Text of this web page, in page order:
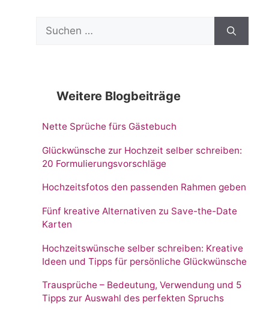
Suchen
nach:
Weitere Blogbeiträge
Nette Sprüche fürs Gästebuch
Glückwünsche zur Hochzeit selber schreiben:
20 Formulierungsvorschläge
Hochzeitsfotos den passenden Rahmen geben
Fünf kreative Alternativen zu Save-the-Date
Karten
Hochzeitswünsche selber schreiben: Kreative
Ideen und Tipps für persönliche Glückwünsche
Trausprüche – Bedeutung, Verwendung und 5
Tipps zur Auswahl des perfekten Spruchs